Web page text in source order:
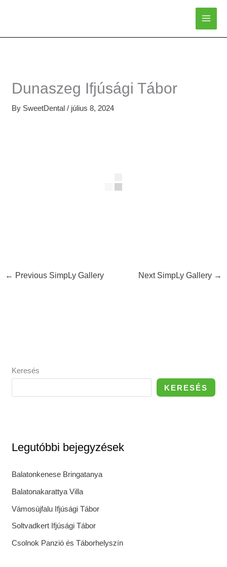
Dunaszeg Ifjúsági Tábor
By SweetDental/ július 8, 2024
← Previous SimpLy Gallery Next SimpLy Gallery →
Keresés
KERESÉS
Legutóbbi bejegyzések
Balatonkenese Bringatanya
Balatonakarattya Villa
Vámosújfalu Ifjúsági Tábor
Soltvadkert Ifjúsági Tábor
Csolnok Panzió és Táborhelyszín